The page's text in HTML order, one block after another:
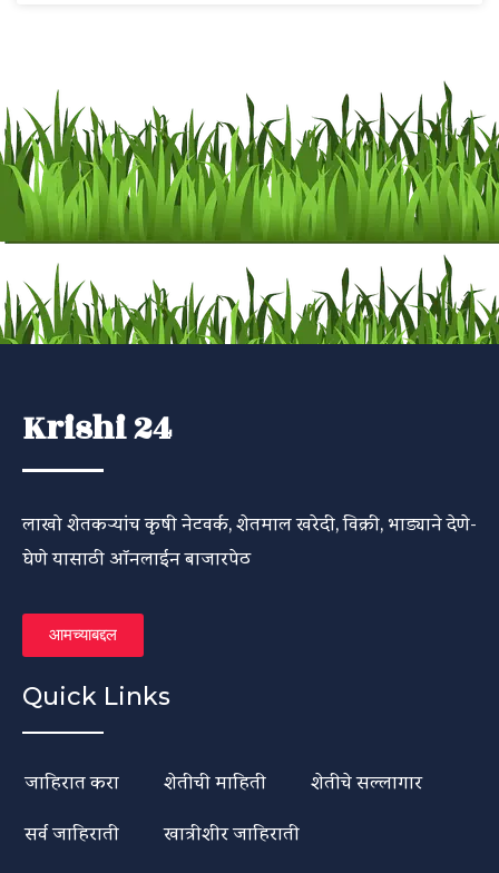
Krishi 24
लाखो शेतकऱ्यांच कृषी नेटवर्क, शेतमाल खरेदी, विक्री, भाड्याने देणे-
घेणे यासाठी ऑनलाईन बाजारपेठ
आमच्याबद्दल
Quick Links
जाहिरात करा शेतीची माहिती
शेतीचे सल्लागार
सर्व जाहिराती
खात्रीशीर जाहिराती